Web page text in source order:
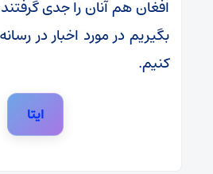
افغان هم آنان را جدی
بگیریم در مورد اخبار در
کنیم.
ایتا